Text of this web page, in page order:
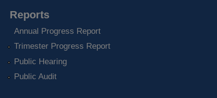
Reports
Annual Progress Report
Trimester Progress Report
Public Hearing
Public Audit